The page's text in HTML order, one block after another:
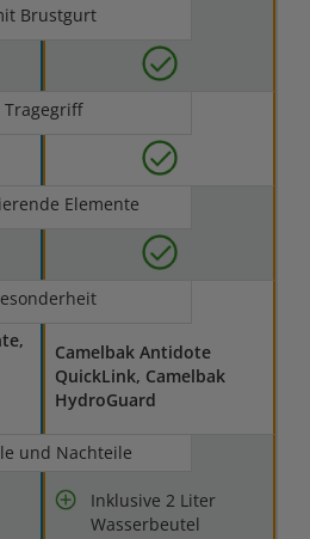
Brustgurt
Tragegriff
Elemente
Camelbak Antidote
QuickLink, Camelbak
HydroGuard
und Nachteile
Inklusive 2 Liter
Wasserbeutel